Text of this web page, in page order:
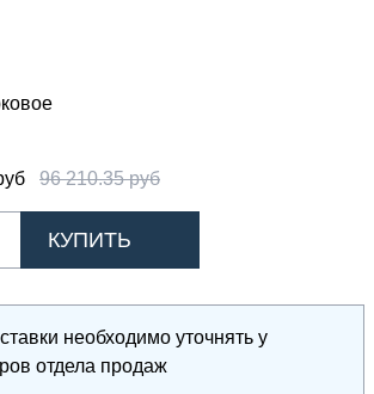
96 210.35 руб
необходимо уточнять у
отдела продаж